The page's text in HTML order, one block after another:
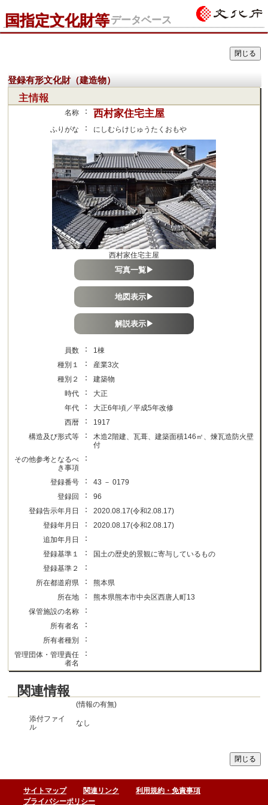
国指定文化財等データベース
登録有形文化財（建造物）
主情報
名称 ： 西村家住宅主屋
ふりがな ： にしむらけじゅうたくおもや
西村家住宅主屋
写真一覧▶
地図表示▶
解説表示▶
員数 ：
1棟
種別１
：
産業3次
種別２
：
建築物
時代
：
大正
年代
：
大正6年頃／平成5年改修
西暦
：
1917
構造及び形式等
：
木造2階建、瓦葺、建築面積146㎡、煉瓦造防火壁
付
その他参考となるべ
き事項
：
登録番号 ：
43 － 0179
登録回
：
96
登録告示年月日
：
2020.08.17(令和2.08.17)
登録年月日
：
2020.08.17(令和2.08.17)
追加年月日
：
登録基準１ ：
国土の歴史的景観に寄与しているもの
登録基準２
：
所在都道府県 ：
熊本県
所在地
：
熊本県熊本市中央区西唐人町13
保管施設の名称
：
所有者名 ：
所有者種別 ：
管理団体・管理責任
者名
：
関連情報
(情報の有無)
添付ファイ
ル
なし
サイトマップ 関連リンク
利用規約・免責事項
プライバシーポリシー